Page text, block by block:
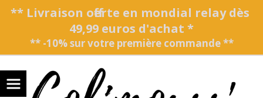
** Livraison offerte en mondial relay dès
49,99 euros d'achat *
** -10% sur votre première commande **